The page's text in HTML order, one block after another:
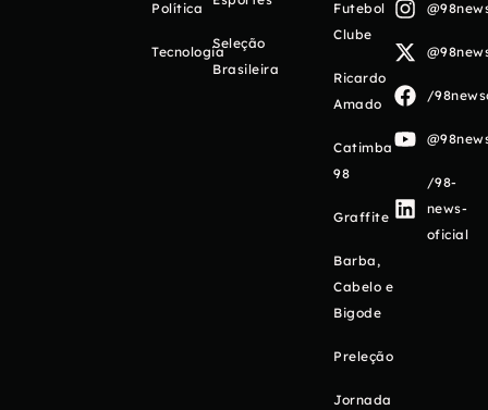
Política
Tecnologia
Seleção
Brasileira
Futebol
Clube
Ricardo
Amado
Catimba
98
Graffite
Barba,
Cabelo e
Bigode
Preleção
Jornada
/
/98-
news-
oficial